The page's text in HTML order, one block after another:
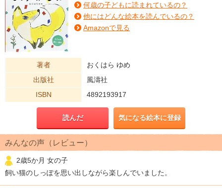
何歳の子どもに読まれているの？
他にはどんな絵本を読んでいるの？
Amazonで見る
著者
おくはら ゆめ
出版社
風濤社
ISBN
4892193917
読んだ 気になる絵本に登録
みんなの声（レビュー）
2歳5か月 女の子
飼い猫のしっぽを思い出しながら楽しんでいました。